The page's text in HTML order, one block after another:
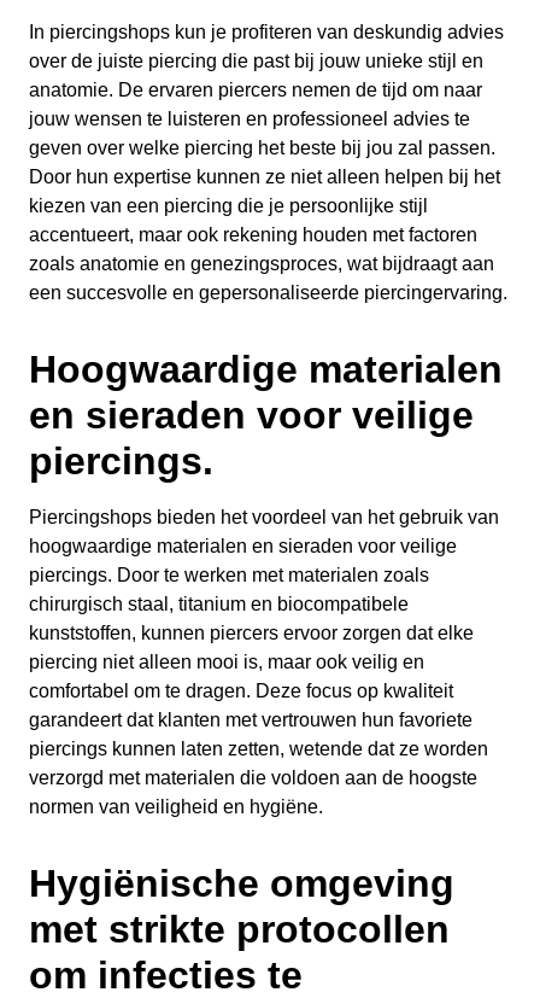
In piercingshops kun je profiteren van deskundig advies
over de juiste piercing die past bij jouw unieke stijl en
anatomie. De ervaren piercers nemen de tijd om naar
jouw wensen te luisteren en professioneel advies te
geven over welke piercing het beste bij jou zal passen.
Door hun expertise kunnen ze niet alleen helpen bij het
kiezen van een piercing die je persoonlijke stijl
accentueert, maar ook rekening houden met factoren
zoals anatomie en genezingsproces, wat bijdraagt aan
een succesvolle en gepersonaliseerde piercingervaring.
Hoogwaardige materialen
en sieraden voor veilige
piercings.
Piercingshops bieden het voordeel van het gebruik van
hoogwaardige materialen en sieraden voor veilige
piercings. Door te werken met materialen zoals
chirurgisch staal, titanium en biocompatibele
kunststoffen, kunnen piercers ervoor zorgen dat elke
piercing niet alleen mooi is, maar ook veilig en
comfortabel om te dragen. Deze focus op kwaliteit
garandeert dat klanten met vertrouwen hun favoriete
piercings kunnen laten zetten, wetende dat ze worden
verzorgd met materialen die voldoen aan de hoogste
normen van veiligheid en hygiëne.
Hygiënische omgeving
met strikte protocollen
om infecties te